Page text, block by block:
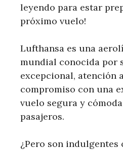
leyendo para estar
próximo vuelo!
Lufthansa es una
mundial conocida por
excepcional, atención
compromiso con una
vuelo segura y
pasajeros.
¿Pero son